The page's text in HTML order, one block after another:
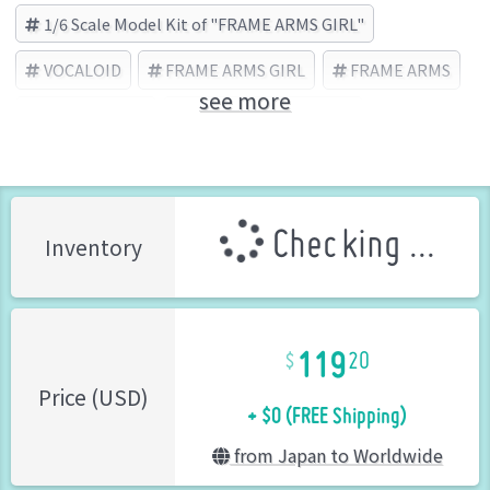
1/6 Scale Model Kit of "FRAME ARMS GIRL"
VOCALOID FRAME ARMS GIRL FRAME ARMS
KOTOBUKIYA (Brand)
see more
Inventory Checking ...
Price (USD)
11920
+ $0 (FREE Shipping)
from Japan to Worldwide